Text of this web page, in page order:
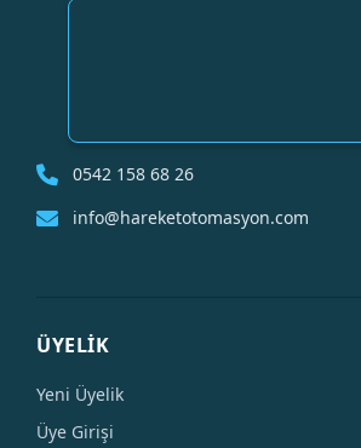
0542 158 68 26
info@hareketotomasyon.com
ÜYELİK
Yeni Üyelik
Üye Girişi